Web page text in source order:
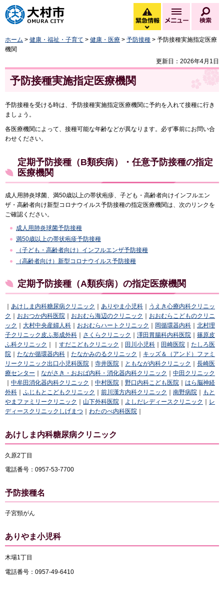
大村市
緊急情報
緊急情報を開く
メニュー
ホーム > 健康・福祉・子育て > 健康・医療 > 予防接種 > 予防接種実施指定医療
機関
更新日：2026年4月1日
予防接種実施指定医療機関
予防接種を受ける時は、予防接種実施指定医療機関に予約を入れて接種に行き
ましょう。
各医療機関によって、接種可能な年齢などが異なります。必ず事前にお問い合
わせください。
定期予防接種（B類疾病）・任意予防接種の指定
医療機関
成人用肺炎球菌、満50歳以上の帯状疱疹、子ども・高齢者向けインフルエン
ザ・高齢者向け新型コロナウイルス予防接種の指定医療機関は、次のリンクを
ご確認ください。
成人用肺炎球菌予防接種
満50歳以上の帯状疱疹予防接種
（子ども・高齢者向け）インフルエンザ予防接種
（高齢者向け）新型コロナウイルス予防接種
定期予防接種（A類疾病）の指定医療機関
あけしま内科糖尿病クリニック ありやま小児科
うえき心療内科クリニッ
ク
おおつか内科医院 おおむら海辺のクリニック
おおむらこどものクリニ
ック
大村中央産婦人科 おおむらハートクリニック 岡循環器内科
北村理
子クリニック皮ふ形成外科
さくらクリニック 澤田胃腸科内科医院
篠原皮
ふ科クリニック
すだこどもクリニック 田川小児科 田崎医院
たしろ医
院
たなか循環器内科 たなかみのるクリニック
キッズ＆（アンド）ファミ
リークリニック出口小児科医院
寺井医院 ともなが内科クリニック
長崎医
療センター
ながさき・おおば内科・消化器内科クリニック
中田クリニック
中牟田消化器内科クリニック 中村医院 野口内科こども医院
はら脳神経
外科
ふじもとこどもクリニック 前川漢方内科クリニック 南野病院
もと
やまファミリークリニック
山下外科医院 よしだレディースクリニック
レ
ディースクリニックしげまつ
わたのべ内科医院
あけしま内科糖尿病クリニック
久原2丁目
電話番号：0957-53-7700
予防接種名
子宮頸がん
ありやま小児科
木場1丁目
電話番号：0957-49-6410